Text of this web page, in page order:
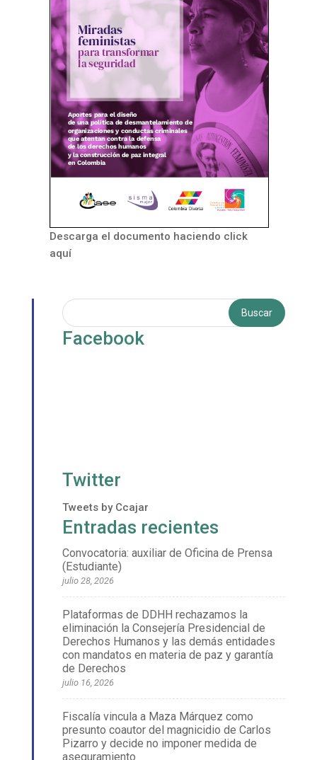
Descarga el documento haciendo click
aquí
Facebook
Twitter
Tweets by Ccajar
Entradas recientes
Convocatoria: auxiliar de Oficina de Prensa
(Estudiante)
julio 28, 2026
Plataformas de DDHH rechazamos la
eliminación la Consejería Presidencial de
Derechos Humanos y las demás entidades
con mandatos en materia de paz y garantía
de Derechos
julio 16, 2026
Fiscalía vincula a Maza Márquez como
presunto coautor del magnicidio de Carlos
Pizarro y decide no imponer medida de
aseguramiento